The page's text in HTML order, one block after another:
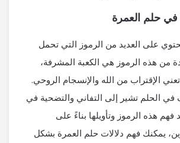
في حلم العمرة
على العديد من الرموز التي تحمل
من هذه الرموز هي الكعبة المشرفة،
الإقتراب من الله والإنسجام الروحي.
في الحلم تشير إلى التفاني والتضحية في
فهم هذه الرموز وتأويلها بناءً على
يمكنك فهم دلالات حلم العمرة بشكل